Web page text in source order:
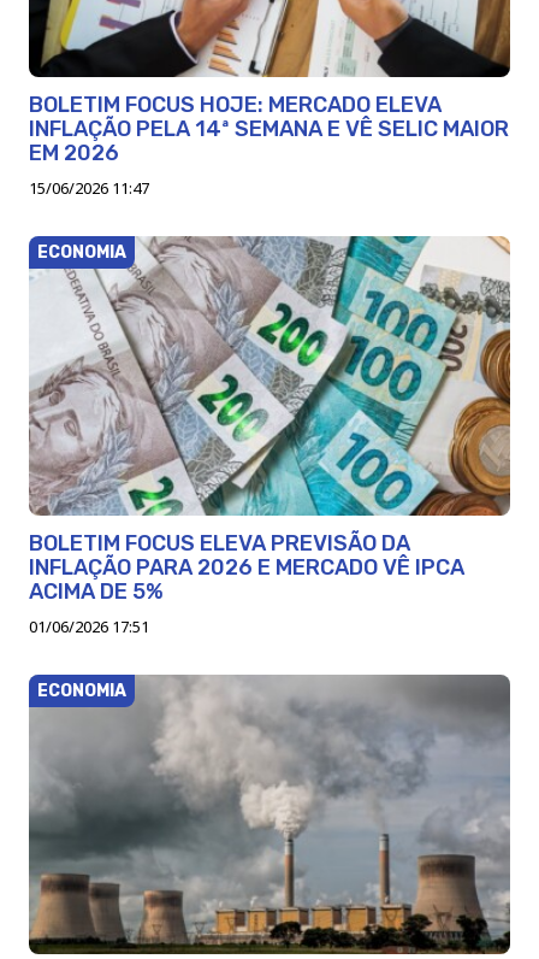
BOLETIM FOCUS HOJE: MERCADO ELEVA
INFLAÇÃO PELA 14ª SEMANA E VÊ SELIC MAIOR
EM 2026
15/06/2026 11:47
ECONOMIA
BOLETIM FOCUS ELEVA PREVISÃO DA
INFLAÇÃO PARA 2026 E MERCADO VÊ IPCA
ACIMA DE 5%
01/06/2026 17:51
ECONOMIA